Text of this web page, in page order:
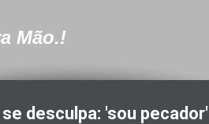
Mão.!
desculpa: 'sou pecador'